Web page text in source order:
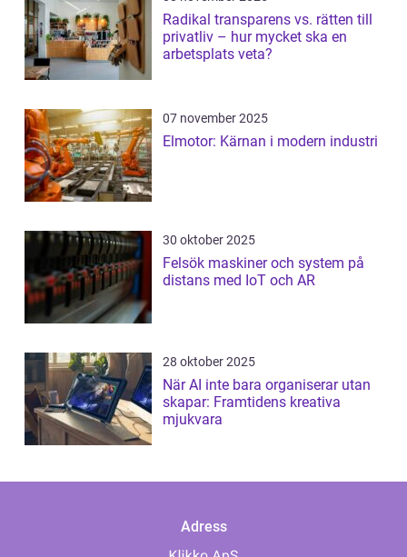
Radikal transparens vs. rätten till
privatliv – hur mycket ska en
arbetsplats veta?
07 november 2025
Elmotor: Kärnan i modern industri
30 oktober 2025
Felsök maskiner och system på
distans med IoT och AR
28 oktober 2025
När AI inte bara organiserar utan
skapar: Framtidens kreativa
mjukvara
Adress